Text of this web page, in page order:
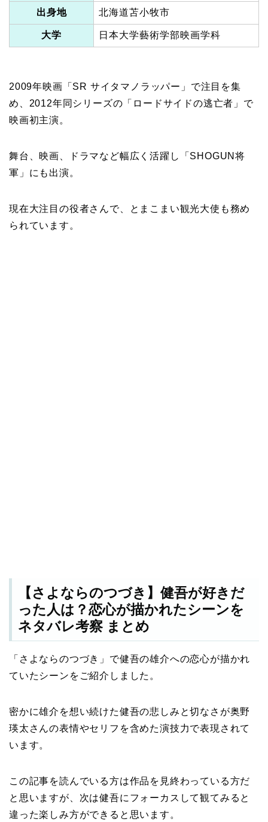
出身地 北海道苫小牧市
大学 日本大学藝術学部映画学科
2009年映画「SR サイタマノラッパー」で注目を集
め、2012年同シリーズの「ロードサイドの逃亡者」で
映画初主演。
舞台、映画、ドラマなど幅広く活躍し「SHOGUN将
軍」にも出演。
現在大注目の役者さんで、とまこまい観光大使も務め
られています。
【さよならのつづき】健吾が好きだ
った人は？恋心が描かれたシーンを
ネタバレ考察 まとめ
「さよならのつづき」で健吾の雄介への恋心が描かれ
ていたシーンをご紹介しました。
密かに雄介を想い続けた健吾の悲しみと切なさが奥野
瑛太さんの表情やセリフを含めた演技力で表現されて
います。
この記事を読んでいる方は作品を見終わっている方だ
と思いますが、次は健吾にフォーカスして観てみると
違った楽しみ方ができると思います。